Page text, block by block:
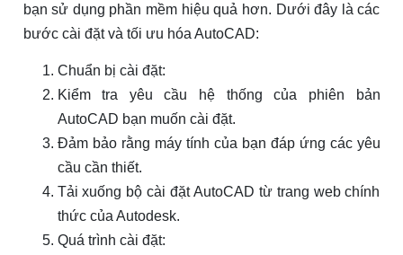
bạn sử dụng phần mềm hiệu quả hơn. Dưới đây là các
bước cài đặt và tối ưu hóa AutoCAD:
Chuẩn bị cài đặt:
Kiểm tra yêu cầu hệ thống của phiên bản
AutoCAD bạn muốn cài đặt.
Đảm bảo rằng máy tính của bạn đáp ứng các yêu
cầu cần thiết.
Tải xuống bộ cài đặt AutoCAD từ trang web chính
thức của Autodesk.
Quá trình cài đặt: